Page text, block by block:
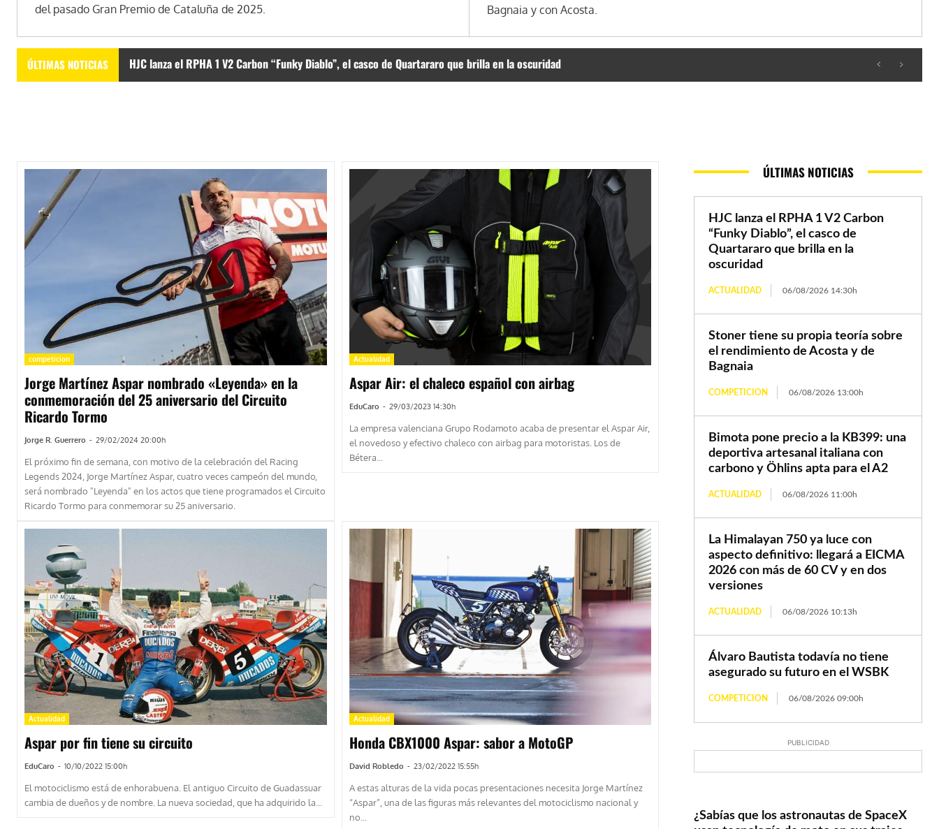
del pasado Gran Premio de Cataluña de 2025.
Bagnaia y con Acosta.
ÚLTIMAS NOTICIAS HJC lanza el RPHA 1 V2 Carbon “Funky Diablo”, el casco de Quartararo que brilla en la oscuridad
competicion
Jorge Martínez Aspar nombrado «Leyenda» en la
conmemoración del 25 aniversario del Circuito
Ricardo Tormo
Jorge R. Guerrero - 29/02/2024 20:00h
El próximo fin de semana, con motivo de la celebración del Racing
Legends 2024, Jorge Martínez Aspar, cuatro veces campeón del mundo,
será nombrado "Leyenda" en los actos que tiene programados el Circuito
Ricardo Tormo para conmemorar su 25 aniversario.
Actualidad
Aspar Air: el chaleco español con airbag
EduCaro - 29/03/2023 14:30h
La empresa valenciana Grupo Rodamoto acaba de presentar el Aspar Air,
el novedoso y efectivo chaleco con airbag para motoristas. Los de
Bétera...
Actualidad
Aspar por fin tiene su circuito
EduCaro - 10/10/2022 15:00h
El motociclismo está de enhorabuena. El antiguo Circuito de Guadassuar
cambia de dueños y de nombre. La nueva sociedad, que ha adquirido la...
Actualidad
Honda CBX1000 Aspar: sabor a MotoGP
David Robledo - 23/02/2022 15:55h
A estas alturas de la vida pocas presentaciones necesita Jorge Martínez
“Aspar”, una de las figuras más relevantes del motociclismo nacional y
no...
ÚLTIMAS NOTICIAS
HJC lanza el RPHA 1 V2 Carbon
“Funky Diablo”, el casco de
Quartararo que brilla en la
oscuridad
ACTUALIDAD 06/08/2026 14:30h
Stoner tiene su propia teoría sobre
el rendimiento de Acosta y de
Bagnaia
COMPETICION 06/08/2026 13:00h
Bimota pone precio a la KB399: una
deportiva artesanal italiana con
carbono y Öhlins apta para el A2
ACTUALIDAD 06/08/2026 11:00h
La Himalayan 750 ya luce con
aspecto definitivo: llegará a EICMA
2026 con más de 60 CV y en dos
versiones
ACTUALIDAD 06/08/2026 10:13h
Álvaro Bautista todavía no tiene
asegurado su futuro en el WSBK
COMPETICION 06/08/2026 09:00h
PUBLICIDAD
¿Sabías que los astronautas de SpaceX